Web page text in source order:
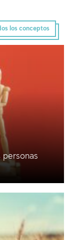
los conceptos
personas